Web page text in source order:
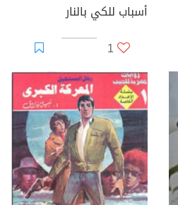
أسباب للكي بالنار
1